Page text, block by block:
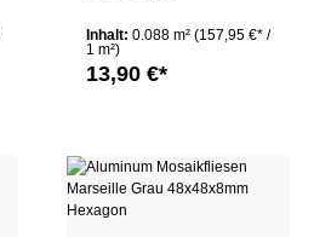
Inhalt: 0.088 m² (157,95 €* /
1 m²)
13,90 €*